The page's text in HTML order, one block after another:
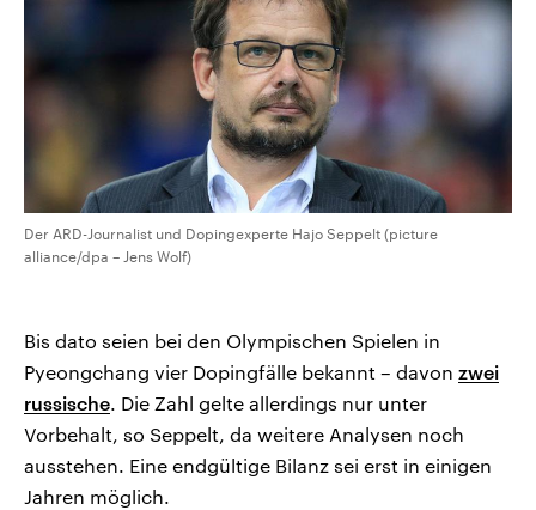
Der ARD-Journalist und Dopingexperte Hajo Seppelt (picture
alliance/dpa – Jens Wolf)
Bis dato seien bei den Olympischen Spielen in
Pyeongchang vier Dopingfälle bekannt – davon zwei
russische. Die Zahl gelte allerdings nur unter
Vorbehalt, so Seppelt, da weitere Analysen noch
ausstehen. Eine endgültige Bilanz sei erst in einigen
Jahren möglich.